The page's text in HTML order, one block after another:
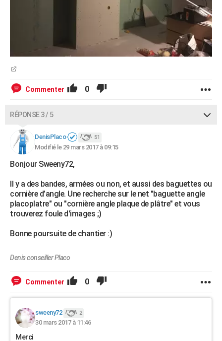
Commenter 0
RÉPONSE 3 / 5
DenisPlaco 51
Modifié le 29 mars 2017 à 09:15
Bonjour Sweeny72,
Il y a des bandes, armées ou non, et aussi des baguettes ou
cornière d’angle. Une recherche sur le net "baguette angle
placoplatre" ou "cornière angle plaque de plâtre" et vous
trouverez foule d'images ;)
Bonne poursuite de chantier :)
Denis conseiller Placo
Commenter 0
sweeny72 2
30 mars 2017 à 11:46
Merci